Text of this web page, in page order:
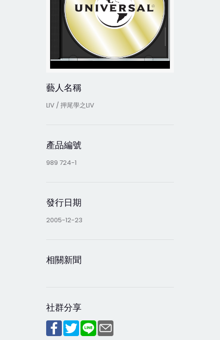
藝人名稱
LIV / 押尾學之LIV
產品編號
989 724-1
發行日期
2005-12-23
相關新聞
社群分享